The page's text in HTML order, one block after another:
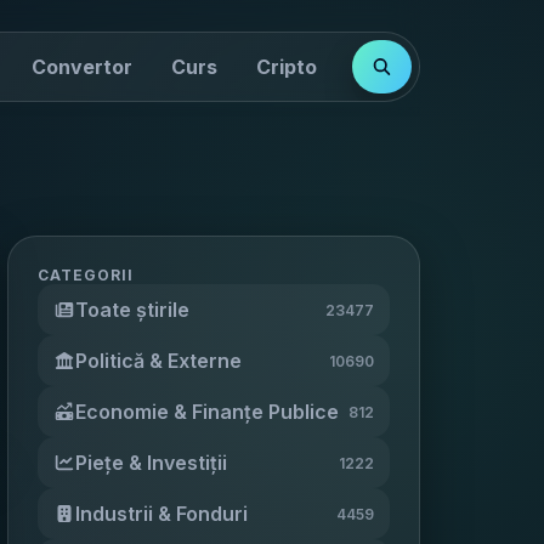
Convertor Curs Cripto Cotații
CATEGORII
Toate știrile 23477
Politică & Externe 10690
Economie & Finanțe Publice 812
Piețe & Investiții 1222
Industrii & Fonduri 4459